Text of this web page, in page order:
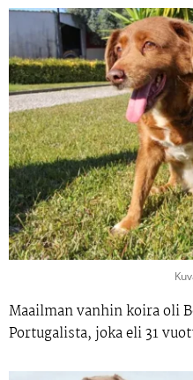
Maailman vanhin koira oli
Portugalista, joka eli 31